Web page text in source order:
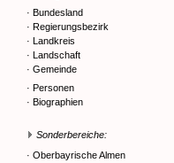
· Bundesland
· Regierungsbezirk
· Landkreis
· Landschaft
· Gemeinde
· Personen
· Biographien
Sonderbereiche:
· Oberbayrische Almen